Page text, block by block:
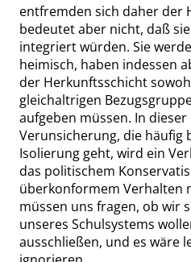
entfremden sich daher der
bedeutet aber nicht, daß
integriert würden. Sie
heimisch, haben indessen
der Herkunftsschicht
gleichaltrigen
aufgeben müssen. In dieser
Verunsicherung, die häufig
Isolierung geht, wird ein
das politischem
überkonformem Verhalten
müssen uns fragen, ob wir
unseres Schulsystems
ausschließen, und es wäre